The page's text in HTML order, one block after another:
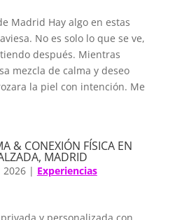
Madrid Hay algo en estas
No es solo lo que se ve,
después. Mientras
mezcla de calma y deseo
la piel con intención. Me
& CONEXIÓN FÍSICA EN
MADRID
2026| Experiencias